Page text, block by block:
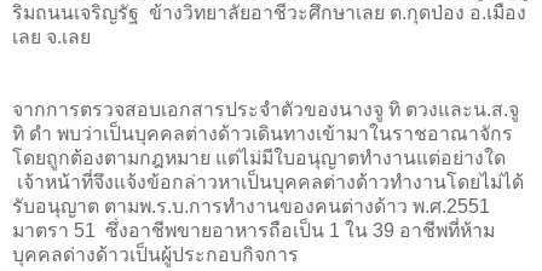
ริมถนนเจริญรัฐ ข้างวิทยาลัยอาชีวะศึกษาเลย ต.กุดป่อง อ.เมือง
เลย จ.เลย
จากการตรวจสอบเอกสารประจำตัวของนางจู ทิ ตวงและน.ส.จู
ทิ ดำ พบว่าเป็นบุคคลต่างด้าวเดินทางเข้ามาในราชอาณาจักร
โดยถูกต้องตามกฎหมาย แต่ไม่มีใบอนุญาตทำงานแต่อย่างใด
เจ้าหน้าที่จึงแจ้งข้อกล่าวหาเป็นบุคคลต่างด้าวทำงานโดยไม่ได้
รับอนุญาต ตามพ.ร.บ.การทำงานของคนต่างด้าว พ.ศ.2551
มาตรา 51 ซึ่งอาชีพขายอาหารถือเป็น 1 ใน 39 อาชีพที่ห้าม
บุคคลด่างด้าวเป็นผู้ประกอบกิจการ